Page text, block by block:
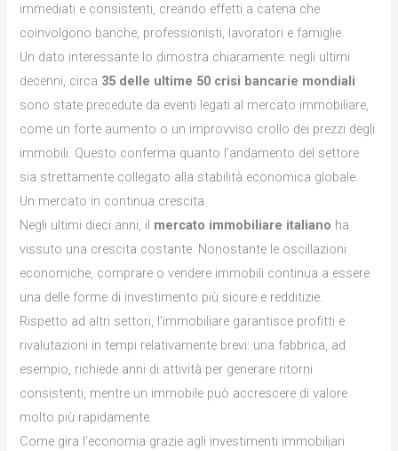
immediati e consistenti, creando effetti a catena che
coinvolgono banche, professionisti, lavoratori e famiglie.
Un dato interessante lo dimostra chiaramente: negli ultimi
decenni, circa 35 delle ultime 50 crisi bancarie mondiali
sono state precedute da eventi legati al mercato immobiliare,
come un forte aumento o un improvviso crollo dei prezzi degli
immobili. Questo conferma quanto l’andamento del settore
sia strettamente collegato alla stabilità economica globale.
Un mercato in continua crescita
Negli ultimi dieci anni, il mercato immobiliare italiano ha
vissuto una crescita costante. Nonostante le oscillazioni
economiche, comprare o vendere immobili continua a essere
una delle forme di investimento più sicure e redditizie.
Rispetto ad altri settori, l’immobiliare garantisce profitti e
rivalutazioni in tempi relativamente brevi: una fabbrica, ad
esempio, richiede anni di attività per generare ritorni
consistenti, mentre un immobile può accrescere di valore
molto più rapidamente.
Come gira l’economia grazie agli investimenti immobiliari